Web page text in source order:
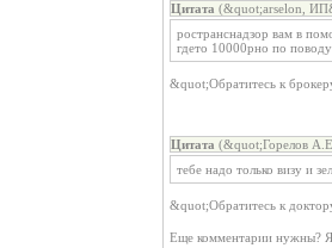
Цитата (&quot;arselon,
ространснадзор вам в
гдето 10000рно по
&quot;Обратитесь к
Цитата (&quot;Горелов
тебе надо только визу и
&quot;Обратитесь к
Еще комментарии нужны? Я